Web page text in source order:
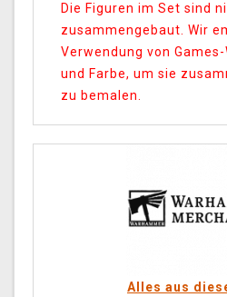
Die Figuren im Set sind
zusammengebaut. Wir
Verwendung von
und Farbe, um sie
zu bemalen.
Alles aus